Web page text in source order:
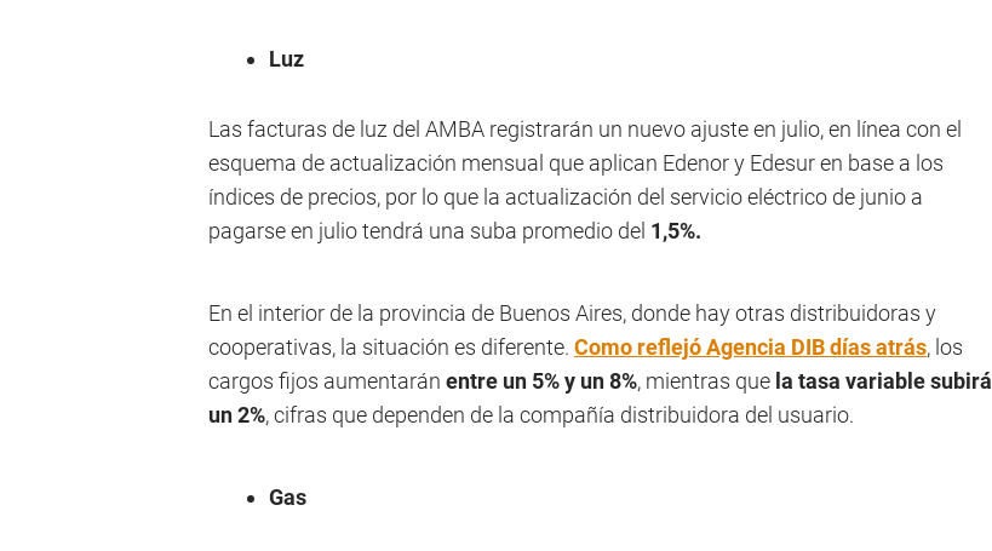
Luz
Las facturas de luz del AMBA registrarán un nuevo ajuste en julio, en línea con el
esquema de actualización mensual que aplican Edenor y Edesur en base a los
índices de precios, por lo que la actualización del servicio eléctrico de junio a
pagarse en julio tendrá una suba promedio del 1,5%.
En el interior de la provincia de Buenos Aires, donde hay otras distribuidoras y
cooperativas, la situación es diferente. Como reflejó Agencia DIB días atrás, los
cargos fijos aumentarán entre un 5% y un 8%, mientras que la tasa variable subirá
un 2%, cifras que dependen de la compañía distribuidora del usuario.
Gas